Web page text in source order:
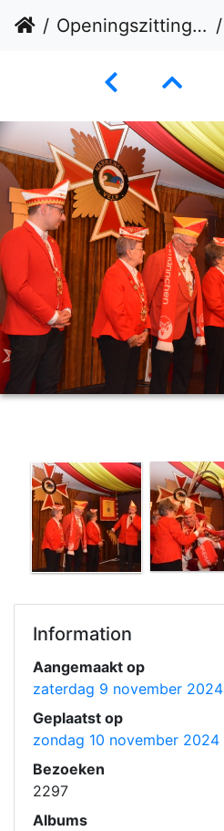
Openingszitting 09-11-2024
Information
Aangemaakt op
zaterdag 9 november 2024
Geplaatst op
zondag 10 november 2024
Bezoeken
2297
Albums